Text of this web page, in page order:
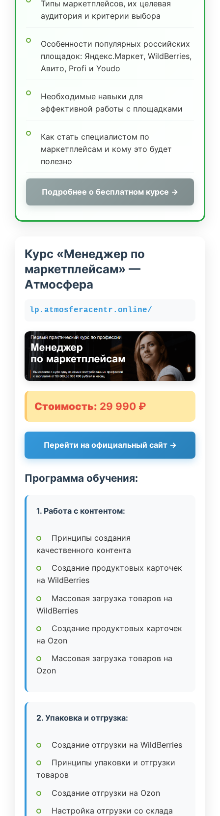
Типы маркетплейсов, их целевая
аудитория и критерии выбора
Особенности популярных российских
площадок: Яндекс.Маркет, WildBerries,
Авито, Profi и Youdo
Необходимые навыки для
эффективной работы с площадками
Как стать специалистом по
маркетплейсам и кому это будет
полезно
Подробнее о бесплатном курсе →
Курс «Менеджер по
маркетплейсам» —
Атмосфера
lp.atmosferacentr.online/
Стоимость: 29 990 ₽
Перейти на официальный сайт →
Программа обучения:
1. Работа с контентом:
Принципы создания
качественного контента
Создание продуктовых карточек
на WildBerries
Массовая загрузка товаров на
WildBerries
Создание продуктовых карточек
на Ozon
Массовая загрузка товаров на
Ozon
2. Упаковка и отгрузка:
Создание отгрузки на WildBerries
Принципы упаковки и отгрузки
товаров
Создание отгрузки на Ozon
Настройка отгрузки со склада